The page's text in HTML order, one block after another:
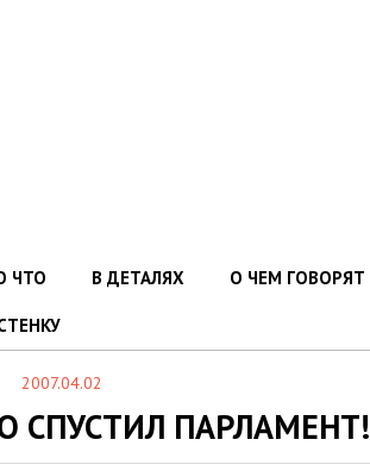
ЧТО В ДЕТАЛЯХ О ЧЕМ ГОВОРЯТ
2007.04.02
СПУСТИЛ ПАРЛАМЕНТ!